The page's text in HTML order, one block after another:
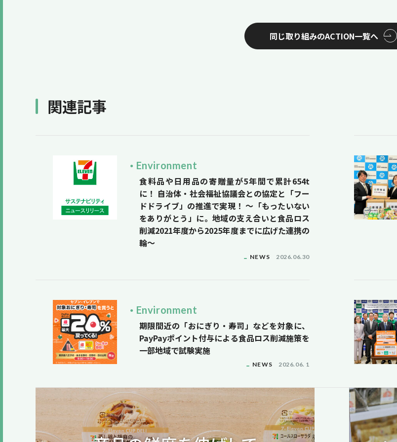
同じ取り組みのACTION一覧へ
関連記事
Environment
食料品や日用品の寄贈量が5年間で累計654t
に！ 自治体・社会福祉協議会との協定と「フー
ドドライブ」の推進で実現！ 〜「もったいない
をありがとう」に。地域の支え合いと食品ロス
削減2021年度から2025年度までに広げた連携の
輪〜
NEWS 2026.06.30
Environment
期限間近の「おにぎり・寿司」などを対象に、
PayPayポイント付与による食品ロス削減施策を
一部地域で試験実施
NEWS 2026.06. 1